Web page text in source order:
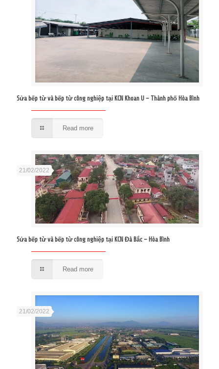
Sửa bếp từ và bếp từ công nghiệp tại KCN Khoan U – Thành phố Hòa Bình
Read more
21/02/2022
Sửa bếp từ và bếp từ công nghiệp tại KCN Đà Bắc – Hòa Bình
Read more
21/02/2022